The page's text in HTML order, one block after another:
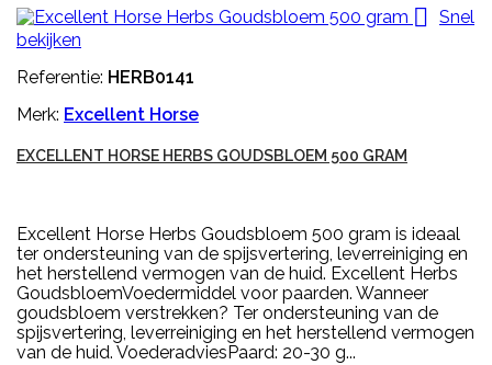

Snel
bekijken
Referentie: HERB0141
Merk: Excellent Horse
EXCELLENT HORSE HERBS GOUDSBLOEM 500 GRAM
Excellent Horse Herbs Goudsbloem 500 gram is ideaal
ter ondersteuning van de spijsvertering, leverreiniging en
het herstellend vermogen van de huid. Excellent Herbs
GoudsbloemVoedermiddel voor paarden. Wanneer
goudsbloem verstrekken? Ter ondersteuning van de
spijsvertering, leverreiniging en het herstellend vermogen
van de huid. VoederadviesPaard: 20-30 g...